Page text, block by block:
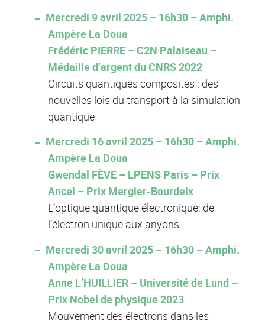
Mercredi 9 avril 2025 – 16h30 – Amphi.
Ampère La Doua
Frédéric PIERRE – C2N Palaiseau –
Médaille d’argent du CNRS 2022
Circuits quantiques composites : des
nouvelles lois du transport à la simulation
quantique
Mercredi 16 avril 2025 – 16h30 – Amphi.
Ampère La Doua
Gwendal FÈVE – LPENS Paris – Prix
Ancel – Prix Mergier-Bourdeix
L’optique quantique électronique: de
l’électron unique aux anyons
Mercredi 30 avril 2025 – 16h30 – Amphi.
Ampère La Doua
Anne L’HUILLIER – Université de Lund –
Prix Nobel de physique 2023
Mouvement des électrons dans les